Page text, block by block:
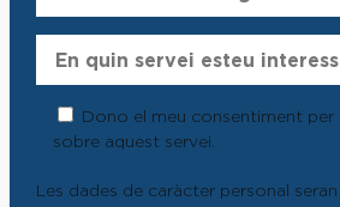
Dono el meu consentiment
sobre aquest servei.
Les dades de caràcter personal